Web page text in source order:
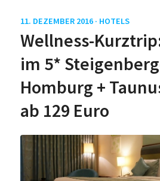
11. DEZEMBER 2016 · HOTELS
Wellness-
im 5*
Homburg +
ab 129 Euro